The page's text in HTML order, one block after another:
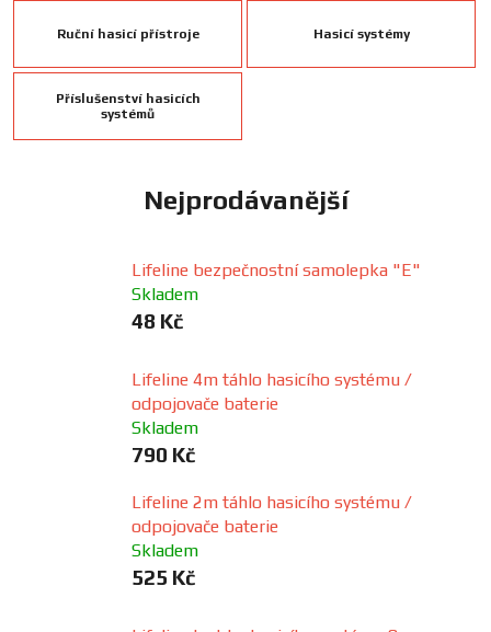
A
SERVIS
Ruční hasicí přístroje Hasicí systémy
Příslušenství hasicích
systémů
Nejprodávanější
Lifeline bezpečnostní samolepka "E"
Skladem
48 Kč
Lifeline 4m táhlo hasicího systému /
odpojovače baterie
Skladem
790 Kč
Lifeline 2m táhlo hasicího systému /
odpojovače baterie
Skladem
525 Kč